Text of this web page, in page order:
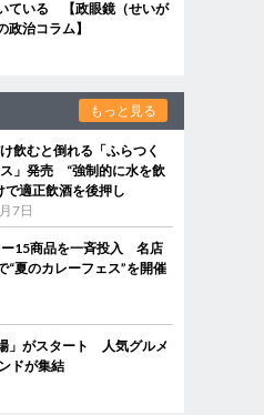
ている 【政眼鏡（せいが
治コラム】
もっと見る
飲むと倒れる「ふらつく
ス」発売 “強制的に水を飲
で適正飲酒を後押し
7日
ー15商品を一斉投入 名店
“夏のカレーフェス”を開催
」がスタート 人気グルメ
ドが集結